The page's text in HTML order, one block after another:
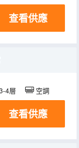
查看供應
4層 空調
查看供應